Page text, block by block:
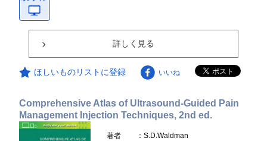
詳しく見る
ほしいものリストに登録 いいね
Comprehensive Atlas of Ultrasound-Guided Pain
Management Injection Techniques, 2nd ed.
著者
：S.D.Waldman